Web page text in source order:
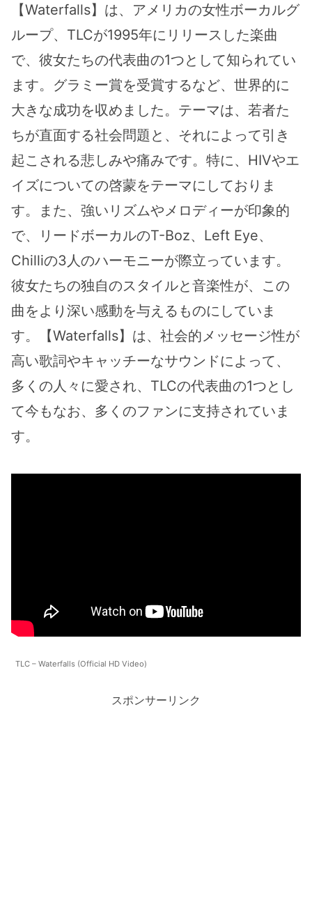
【Waterfalls】は、アメリカの女性ボーカルグ
ループ、TLCが1995年にリリースした楽曲
で、彼女たちの代表曲の1つとして知られてい
ます。グラミー賞を受賞するなど、世界的に
大きな成功を収めました。テーマは、若者た
ちが直面する社会問題と、それによって引き
起こされる悲しみや痛みです。特に、HIVやエ
イズについての啓蒙をテーマにしておりま
す。また、強いリズムやメロディーが印象的
で、リードボーカルのT-Boz、Left Eye、
Chilliの3人のハーモニーが際立っています。
彼女たちの独自のスタイルと音楽性が、この
曲をより深い感動を与えるものにしていま
す。【Waterfalls】は、社会的メッセージ性が
高い歌詞やキャッチーなサウンドによって、
多くの人々に愛され、TLCの代表曲の1つとし
て今もなお、多くのファンに支持されていま
す。
TLC – Waterfalls (Official HD Video)
スポンサーリンク